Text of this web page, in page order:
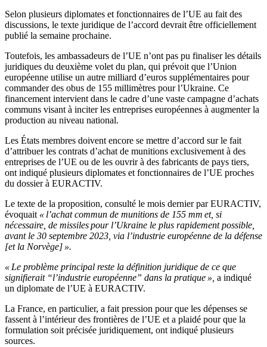
Selon plusieurs diplomates et fonctionnaires de l’UE au fait des
discussions, le texte juridique de l’accord devrait être officiellement
publié la semaine prochaine.
Toutefois, les ambassadeurs de l’UE n’ont pas pu finaliser les détails
juridiques du deuxième volet du plan, qui prévoit que l’Union
européenne utilise un autre milliard d’euros supplémentaires pour
commander des obus de 155 millimètres pour l’Ukraine. Ce
financement intervient dans le cadre d’une vaste campagne d’achats
communs visant à inciter les entreprises européennes à augmenter la
production au niveau national.
Les États membres doivent encore se mettre d’accord sur le fait
d’attribuer les contrats d’achat de munitions exclusivement à des
entreprises de l’UE ou de les ouvrir à des fabricants de pays tiers,
ont indiqué plusieurs diplomates et fonctionnaires de l’UE proches
du dossier à EURACTIV.
Le texte de la proposition, consulté le mois dernier par EURACTIV,
évoquait « l’achat commun de munitions de 155 mm et, si
nécessaire, de missiles pour l’Ukraine le plus rapidement possible,
avant le 30 septembre 2023, via l’industrie européenne de la défense
[et la Norvège] ».
« Le problème principal reste la définition juridique de ce que
signifierait “l’industrie européenne” dans la pratique », a indiqué
un diplomate de l’UE à EURACTIV.
La France, en particulier, a fait pression pour que les dépenses se
fassent à l’intérieur des frontières de l’UE et a plaidé pour que la
formulation soit précisée juridiquement, ont indiqué plusieurs
sources.